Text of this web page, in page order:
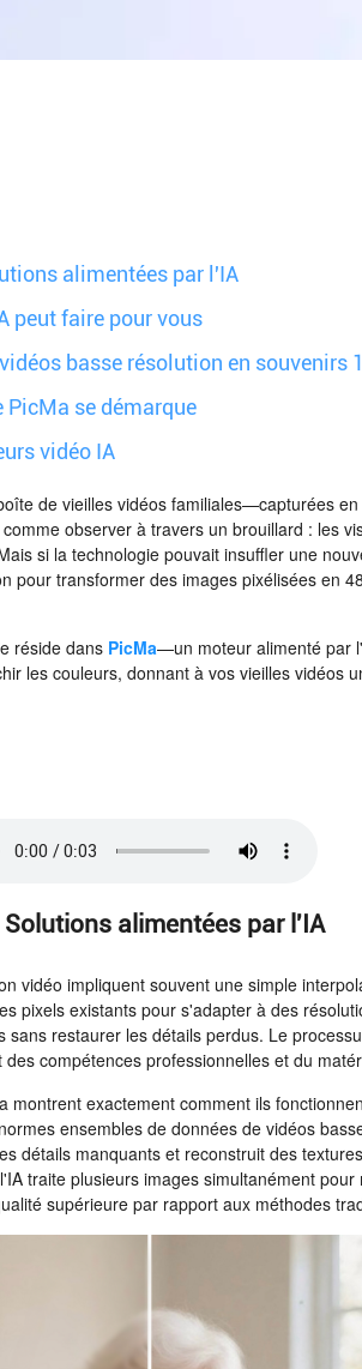
alimentées par l'IA
peut faire pour vous
basse résolution en souvenirs
se démarque
vidéo IA
de vieilles vidéos familiales—capturées
observer à travers un brouillard : les
si la technologie pouvait insuffler une
pour transformer des images pixélisées en
réside dans PicMa—un moteur alimenté par
les couleurs, donnant à vos vieilles vidéos
Solutions alimentées par l'IA
vidéo impliquent souvent une simple
pixels existants pour s'adapter à des
restaurer les détails perdus. Le
compétences professionnelles et du
montrent exactement comment ils
ensembles de données de vidéos
détails manquants et reconstruit des
traite plusieurs images simultanément
supérieure par rapport aux méthodes